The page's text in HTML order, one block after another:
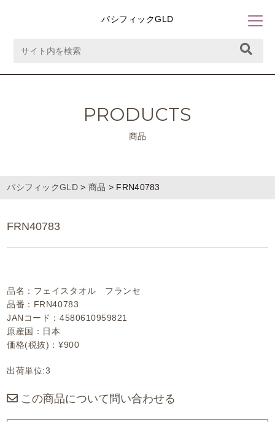
パシフィックGLD
PRODUCTS
商品
パシフィックGLD> 商品 > FRN40783
FRN40783
品名：フェイスタオル フランセ
品番：FRN40783
JANコード：4580610959821
原産国：日本
価格(税抜)：¥900
出荷単位:3
この商品について問い合わせる